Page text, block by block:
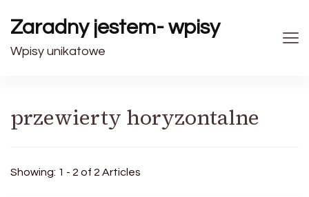
Zaradny jestem- wpisy
Wpisy unikatowe
przewierty horyzontalne
Showing: 1 - 2 of 2 Articles